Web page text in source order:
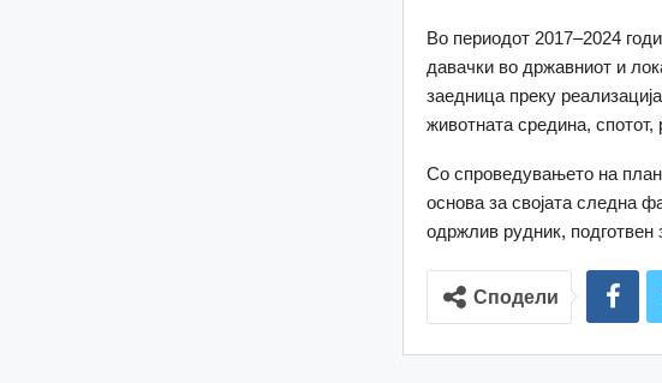
Во периодот 2017–2024
давачки во државниот и
заедница преку
животната средина, спотот,
Со спроведувањето на
основа за својата следна
одржлив рудник, подготвен
Сподели